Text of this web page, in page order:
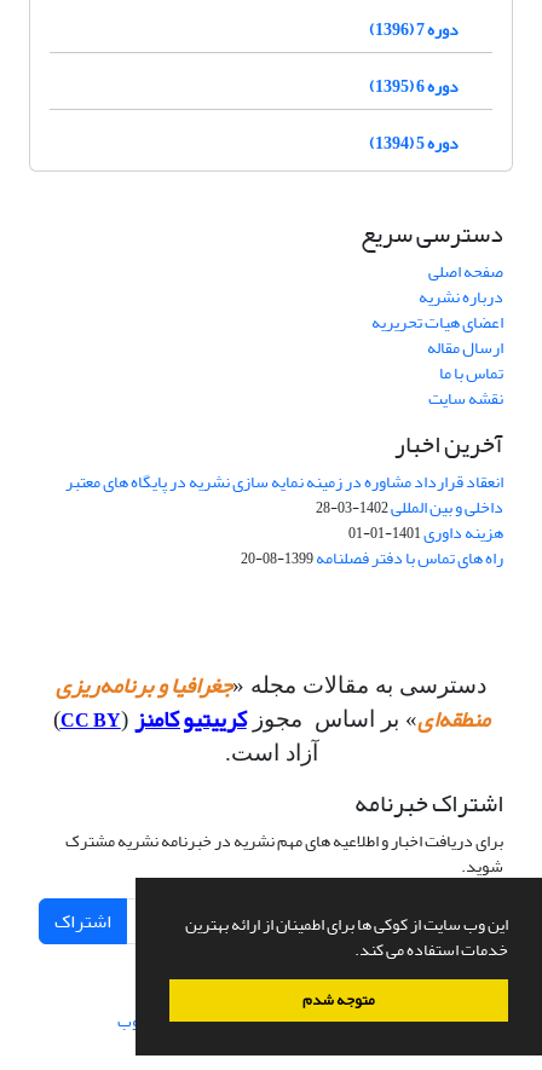
این وب سایت از کوکی ها برای اطمینان از ارائه بهترین
خدمات استفاده می کند.
متوجه شدم
دوره 7 (1396)
دوره 6 (1395)
دوره 5 (1394)
دسترسی سریع
صفحه اصلی
درباره نشریه
اعضای هیات تحریریه
ارسال مقاله
تماس با ما
نقشه سایت
آخرین اخبار
انعقاد قرارداد مشاوره در زمینه نمایه سازی نشریه در پایگاه های معتبر
داخلی و بین المللی1402-03-28
هزینه داوری1401-01-01
راه های تماس با دفتر فصلنامه1399-08-20
دسترسی به مقالات مجله «جغرافیا و برنامه‌ریزی
منطقه‌ای» بر اساس مجوزکرییتیو کامنز (
CC BY
)
آزاد است.
اشتراک خبرنامه
برای دریافت اخبار و اطلاعیه های مهم نشریه در خبرنامه نشریه مشترک
شوید.
اشتراک
سامانه مدیریت نشریات علمی.طراحی و پیاده سازی از سیناوب